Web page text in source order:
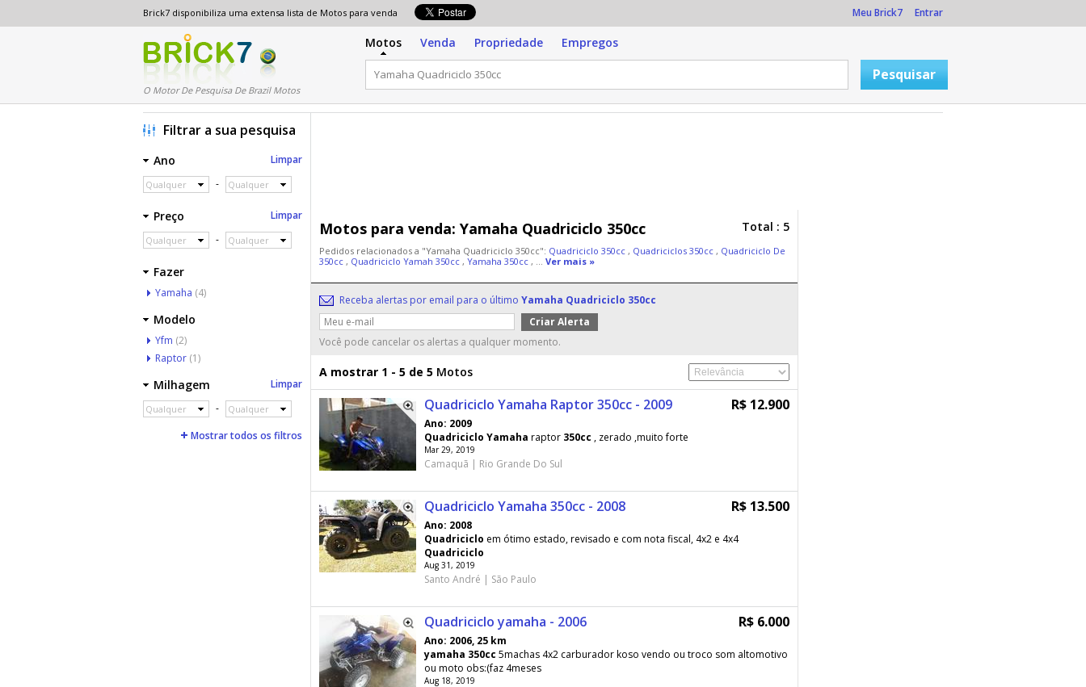
Brick7 disponibiliza uma extensa lista de Motos para venda Meu Brick7 Entrar
O Motor De Pesquisa De Brazil Motos
Motos Venda Propriedade Empregos
Motos para venda: Yamaha Quadriciclo 350cc Total : 5
Pedidos relacionados a "Yamaha Quadriciclo 350cc": Quadriciclo 350cc , Quadriciclos 350cc , Quadriciclo De
350cc , Quadriciclo Yamah 350cc , Yamaha 350cc , ... Ver mais »
Receba alertas por email para o último Yamaha Quadriciclo 350cc
Você pode cancelar os alertas a qualquer momento.
A mostrar 1 - 5 de 5 Motos
Quadriciclo Yamaha Raptor 350cc - 2009 R$ 12.900
Ano: 2009
Quadriciclo Yamaha raptor 350cc , zerado ,muito forte
Mar 29, 2019
Camaquã | Rio Grande Do Sul
Quadriciclo Yamaha 350cc - 2008 R$ 13.500
Ano: 2008
Quadriciclo em ótimo estado, revisado e com nota fiscal, 4x2 e 4x4
Quadriciclo
Aug 31, 2019
Santo André | São Paulo
Quadriciclo yamaha - 2006 R$ 6.000
Ano: 2006, 25 km
yamaha 350cc 5machas 4x2 carburador koso vendo ou troco som altomotivo
ou moto obs:(faz 4meses
Aug 18, 2019
Filtrar a sua pesquisa
Ano Limpar
Qualquer - Qualquer
Preço Limpar
Qualquer - Qualquer
Fazer
Yamaha (4)
Modelo
Yfm (2)
Raptor (1)
Milhagem Limpar
Qualquer - Qualquer
Mostrar todos os filtros